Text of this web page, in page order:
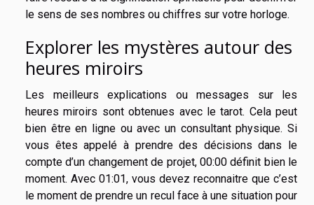
le sens de ses nombres ou chiffres sur votre horloge.
Explorer les mystères autour des
heures miroirs
Les meilleurs explications ou messages sur les
heures miroirs sont obtenues avec le tarot. Cela peut
bien être en ligne ou avec un consultant physique. Si
vous êtes appelé à prendre des décisions dans le
compte d’un changement de projet, 00:00 définit bien le
moment. Avec 01:01, vous devez reconnaitre que c’est
le moment de prendre un recul face à une situation pour